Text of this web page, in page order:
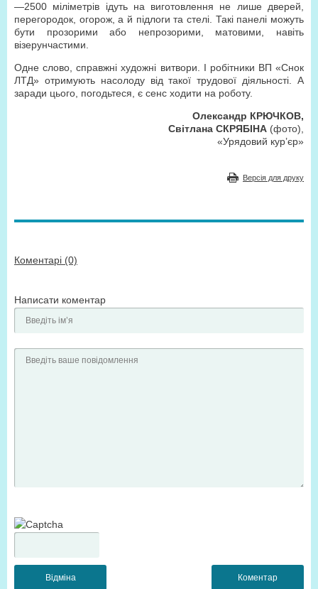
—2500 міліметрів ідуть на виготовлення не лише дверей,
перегородок, огорож, а й підлоги та стелі. Такі панелі можуть
бути прозорими або непрозорими, матовими, навіть
візерунчастими.
Одне слово, справжні художні витвори. І робітники ВП «Снок
ЛТД» отримують насолоду від такої трудової діяльності. А
заради цього, погодьтеся, є сенс ходити на роботу.
Олександр КРЮЧКОВ,
Світлана СКРЯБІНА (фото),
«Урядовий кур’єр»
Версія для друку
Коментарі (0)
Написати коментар